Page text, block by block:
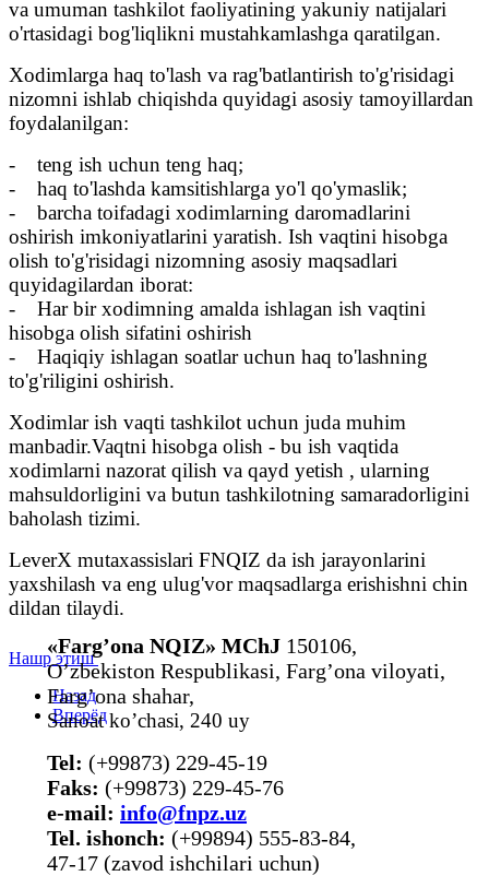
va umuman tashkilot faoliyatining yakuniy natijalari
o'rtasidagi bog'liqlikni mustahkamlashga qaratilgan.
Xodimlarga haq to'lash va rag'batlantirish to'g'risidagi
nizomni ishlab chiqishda quyidagi asosiy tamoyillardan
foydalanilgan:
- teng ish uchun teng haq;
- haq to'lashda kamsitishlarga yo'l qo'ymaslik;
- barcha toifadagi xodimlarning daromadlarini
oshirish imkoniyatlarini yaratish. Ish vaqtini hisobga
olish to'g'risidagi nizomning asosiy maqsadlari
quyidagilardan iborat:
- Har bir xodimning amalda ishlagan ish vaqtini
hisobga olish sifatini oshirish
- Haqiqiy ishlagan soatlar uchun haq to'lashning
to'g'riligini oshirish.
Xodimlar ish vaqti tashkilot uchun juda muhim
manbadir.Vaqtni hisobga olish - bu ish vaqtida
xodimlarni nazorat qilish va qayd yetish , ularning
mahsuldorligini va butun tashkilotning samaradorligini
baholash tizimi.
LeverX mutaxassislari FNQIZ da ish jarayonlarini
yaxshilash va eng ulug'vor maqsadlarga erishishni chin
dildan tilaydi.
Нашр этиш
Назад
Вперёд
«Farg’ona NQIZ» MChJ 150106,
O’zbekiston Respublikasi, Farg’ona viloyati,
Farg’ona shahar,
Sanoat ko’chasi, 240 uy
Tel: (+99873) 229-45-19
Faks: (+99873) 229-45-76
е-mail: info@fnpz.uz
Tel. ishonch: (+99894) 555-83-84,
47-17 (zavod ishchilari uchun)